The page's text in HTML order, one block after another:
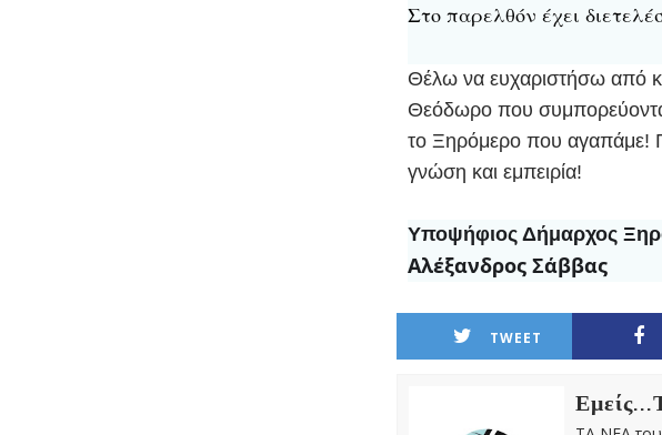
Στο παρελθόν έχει
Θέλω να ευχαριστήσω από
Θεόδωρο που συμπορεύονται
το Ξηρόμερο που αγαπάμε!
γνώση και εμπειρία!
Υποψήφιος Δήμαρχος
Αλέξανδρος Σάββας
TWEET